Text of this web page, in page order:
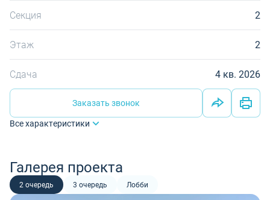
Секция 2
Этаж 2
Сдача 4 кв. 2026
Заказать звонок
Все характеристики
Галерея проекта
2 очередь 3 очередь Лобби